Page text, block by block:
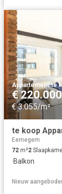
Appartement·te
€ 220.000
€ 3.055/m²
te koop
Eernegem
72 m²2
·Balkon
Nieuw